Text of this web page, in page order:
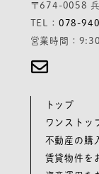
〒674-0058
TEL： 078-
営業時間：
トップ
ワンストッ
不動産の購
賃貸物件を